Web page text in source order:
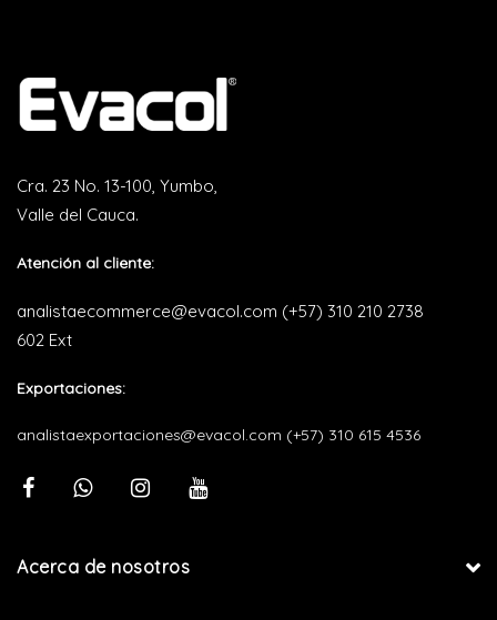
Cra. 23 No. 13-100, Yumbo,
Valle del Cauca.
Atención al cliente:
analistaecommerce@evacol.com (+57) 310 210 2738
602 Ext
Exportaciones:
analistaexportaciones@evacol.com (+57) 310 615 4536
Acerca de nosotros